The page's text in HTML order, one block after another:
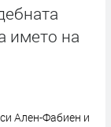
името на
Ален-Фабиен и